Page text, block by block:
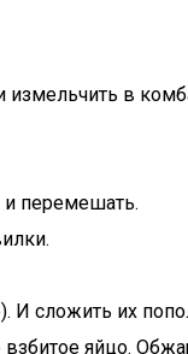
измельчить в
и перемешать.
сложить их
яйцо.